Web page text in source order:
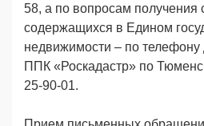
58, а по вопросам получения
содержащихся в Едином
недвижимости – по
ППК «Роскадастр» по
25-90-01.